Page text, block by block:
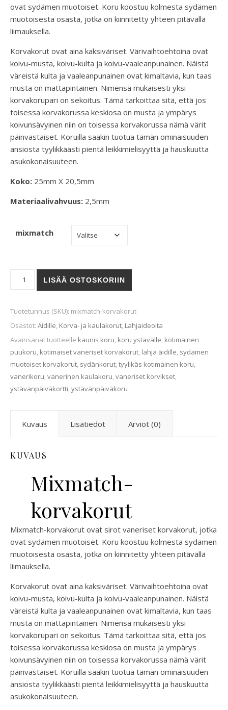
ovat sydämen muotoiset. Koru koostuu kolmesta sydämen
muotoisesta osasta, jotka on kiinnitetty yhteen pitävällä
liimauksella.
Korvakorut ovat aina kaksiväriset. Värivaihtoehtoina ovat
koivu-musta, koivu-kulta ja koivu-vaaleanpunainen. Näistä
väreistä kulta ja vaaleanpunainen ovat kimaltavia, kun taas
musta on mattapintainen. Nimensä mukaisesti yksi
korvakorupari on sekoitus. Tämä tarkoittaa sitä, että jos
toisessa korvakorussa keskiosa on musta ja ympärys
koivunsävyinen niin on toisessa korvakorussa nämä värit
päinvastaiset. Koruilla saakin tuotua tämän ominaisuuden
ansiosta tyylikkäästi pientä leikkimielisyyttä ja hauskuutta
asukokonaisuuteen.
Koko: 25mm X 20,5mm
Materiaalivahvuus: 2,5mm
mixmatch
Mixmatch-korvakorut määrä
LISÄÄ OSTOSKORIIN
Tuotetunnus (SKU): mixmatch-korvakorut
Osastot: Äidille Korva- ja kaulakorut Lahjaideoita
Avainsanat tuotteelle kaunis koru koru ystävälle kotimainen
puukoru kotimaiset vaneriset korvakorut lahja äidille sydämen
muotoiset korvakorut sydänkorut tyylikäs kotimainen koru
vanerikoru vanerinen kaulakoru vaneriset korvikset
ystävänpäiväkortti ystävänpäiväkoru
Kuvaus Lisätiedot Arviot (0)
KUVAUS
Mixmatch-
korvakorut
Mixmatch-korvakorut ovat sirot vaneriset korvakorut, jotka
ovat sydämen muotoiset. Koru koostuu kolmesta sydämen
muotoisesta osasta, jotka on kiinnitetty yhteen pitävällä
liimauksella.
Korvakorut ovat aina kaksiväriset. Värivaihtoehtoina ovat
koivu-musta, koivu-kulta ja koivu-vaaleanpunainen. Näistä
väreistä kulta ja vaaleanpunainen ovat kimaltavia, kun taas
musta on mattapintainen. Nimensä mukaisesti yksi
korvakorupari on sekoitus. Tämä tarkoittaa sitä, että jos
toisessa korvakorussa keskiosa on musta ja ympärys
koivunsävyinen niin on toisessa korvakorussa nämä värit
päinvastaiset. Koruilla saakin tuotua tämän ominaisuuden
ansiosta tyylikkäästi pientä leikkimielisyyttä ja hauskuutta
asukokonaisuuteen.